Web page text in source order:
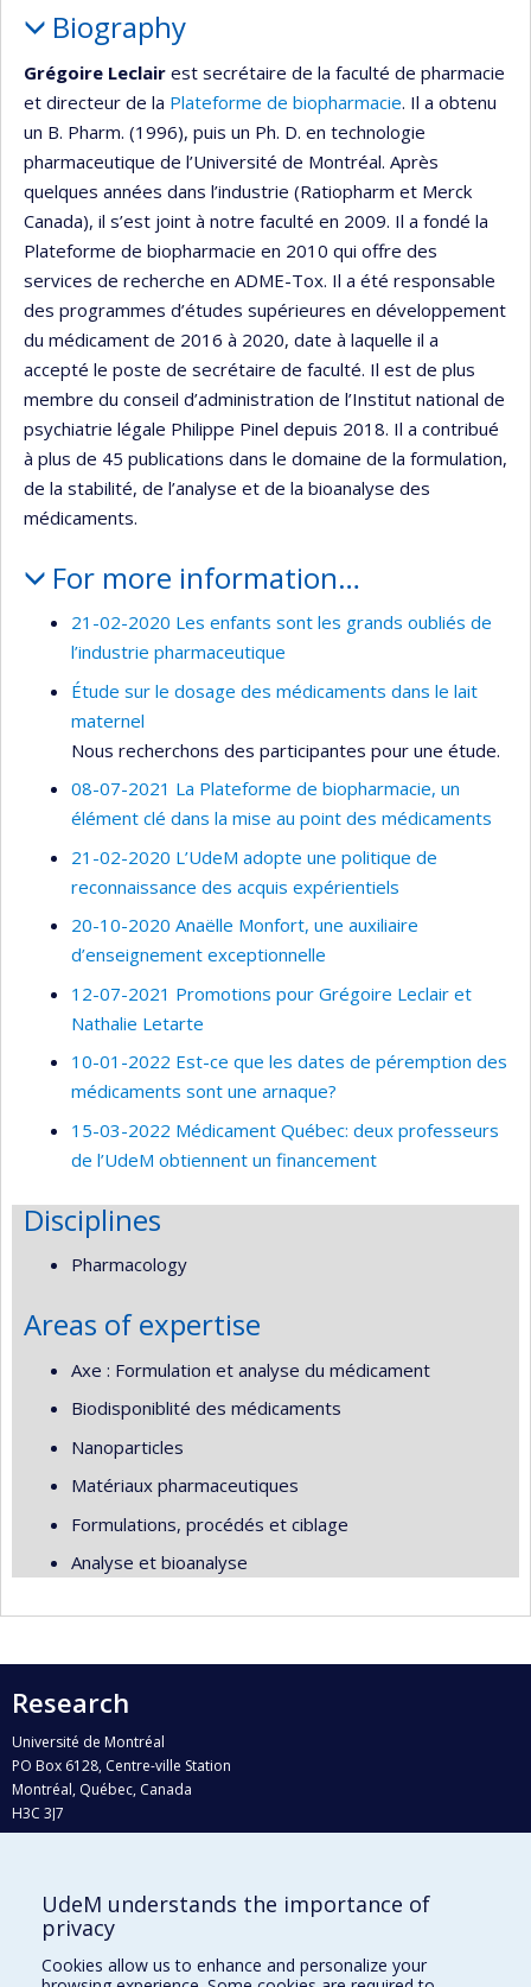
Biography
Grégoire Leclair est secrétaire de la faculté de pharmacie
et directeur de la Plateforme de biopharmacie. Il a obtenu
un B. Pharm. (1996), puis un Ph. D. en technologie
pharmaceutique de l’Université de Montréal. Après
quelques années dans l’industrie (Ratiopharm et Merck
Canada), il s’est joint à notre faculté en 2009. Il a fondé la
Plateforme de biopharmacie en 2010 qui offre des
services de recherche en ADME-Tox. Il a été responsable
des programmes d’études supérieures en développement
du médicament de 2016 à 2020, date à laquelle il a
accepté le poste de secrétaire de faculté. Il est de plus
membre du conseil d’administration de l’Institut national de
psychiatrie légale Philippe Pinel depuis 2018. Il a contribué
à plus de 45 publications dans le domaine de la formulation,
de la stabilité, de l’analyse et de la bioanalyse des
médicaments.
For more information…
21-02-2020 Les enfants sont les grands oubliés de
l’industrie pharmaceutique
Étude sur le dosage des médicaments dans le lait
maternel
Nous recherchons des participantes pour une étude.
08-07-2021 La Plateforme de biopharmacie, un
élément clé dans la mise au point des médicaments
21-02-2020 L’UdeM adopte une politique de
reconnaissance des acquis expérientiels
20-10-2020 Anaëlle Monfort, une auxiliaire
d’enseignement exceptionnelle
12-07-2021 Promotions pour Grégoire Leclair et
Nathalie Letarte
10-01-2022 Est-ce que les dates de péremption des
médicaments sont une arnaque?
15-03-2022 Médicament Québec: deux professeurs
de l’UdeM obtiennent un financement
Disciplines
Pharmacology
Areas of expertise
Axe : Formulation et analyse du médicament
Biodisponiblité des médicaments
Nanoparticles
Matériaux pharmaceutiques
Formulations, procédés et ciblage
Analyse et bioanalyse
Research
Université de Montréal
PO Box 6128, Centre-ville Station
Montréal, Québec, Canada
H3C 3J7
Who does what?
Find us
UdeM understands the importance of
privacy
Cookies allow us to enhance and personalize your